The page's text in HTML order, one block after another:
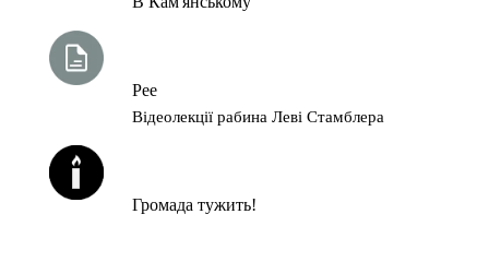
Рее
Відеолекції рабина Леві Стамблера
Громада тужить!